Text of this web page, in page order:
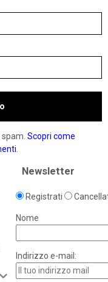
Scopri come
.
Newsletter
Registrati
Nome
Indirizzo e-mail: